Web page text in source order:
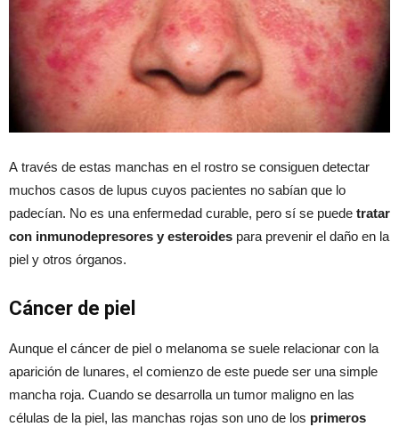
A través de estas manchas en el rostro se consiguen detectar
muchos casos de lupus cuyos pacientes no sabían que lo
padecían. No es una enfermedad curable, pero sí se puede tratar
con inmunodepresores y esteroides para prevenir el daño en la
piel y otros órganos.
Cáncer de piel
Aunque el cáncer de piel o melanoma se suele relacionar con la
aparición de lunares, el comienzo de este puede ser una simple
mancha roja. Cuando se desarrolla un tumor maligno en las
células de la piel, las manchas rojas son uno de los primeros